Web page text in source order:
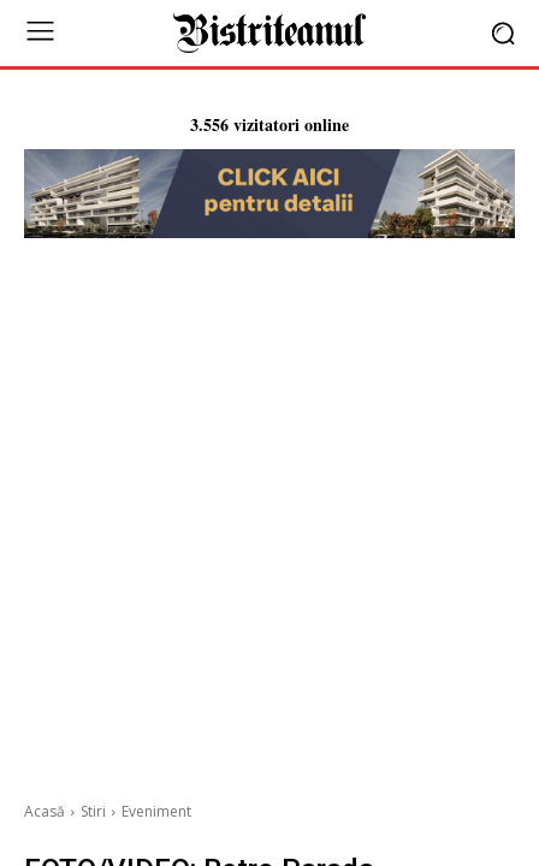
3.556 vizitatori online
Acasă Stiri Eveniment